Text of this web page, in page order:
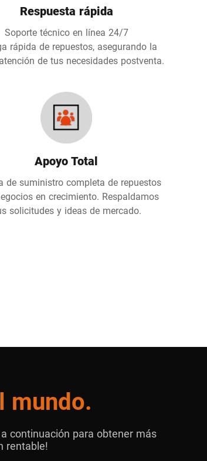
Respuesta rápida
Soporte técnico en línea 24/7
rápida de repuestos, asegurando la
de tus necesidades postventa.
Apoyo Total
de suministro completa de repuestos
en crecimiento. Respaldamos
solicitudes y ideas de mercado.
mundo.
continuación para obtener más
rentable!